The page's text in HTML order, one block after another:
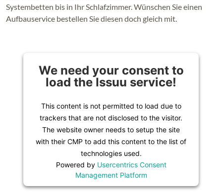
Systembetten bis in Ihr Schlafzimmer. Wünschen Sie einen
Aufbauservice bestellen Sie diesen doch gleich mit.
We need your consent to
load the Issuu service!
This content is not permitted to load due to
trackers that are not disclosed to the visitor.
The website owner needs to setup the site
with their CMP to add this content to the list of
technologies used.
Powered by Usercentrics Consent
Management Platform